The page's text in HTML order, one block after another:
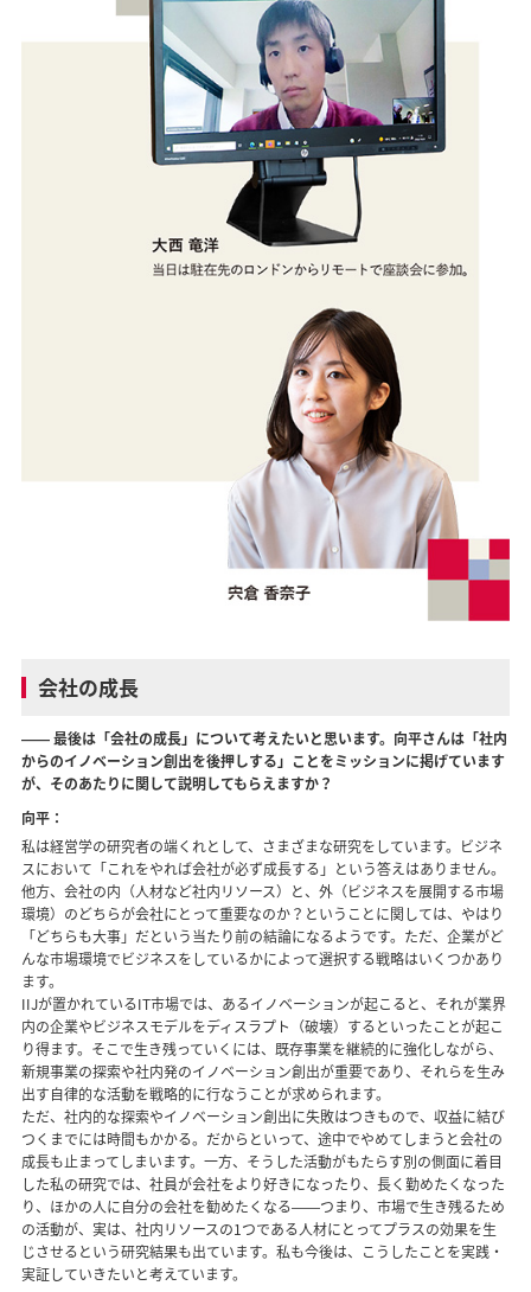
会社の成長
―― 最後は「会社の成長」について考えたいと思います。向平さんは「社内
からのイノベーション創出を後押しする」ことをミッションに掲げています
が、そのあたりに関して説明してもらえますか？
向平：
私は経営学の研究者の端くれとして、さまざまな研究をしています。ビジネ
スにおいて「これをやれば会社が必ず成長する」という答えはありません。
他方、会社の内（人材など社内リソース）と、外（ビジネスを展開する市場
環境）のどちらが会社にとって重要なのか？ということに関しては、やはり
「どちらも大事」だという当たり前の結論になるようです。ただ、企業がど
んな市場環境でビジネスをしているかによって選択する戦略はいくつかあり
ます。
IIJが置かれているIT市場では、あるイノベーションが起こると、それが業界
内の企業やビジネスモデルをディスラプト（破壊）するといったことが起こ
り得ます。そこで生き残っていくには、既存事業を継続的に強化しながら、
新規事業の探索や社内発のイノベーション創出が重要であり、それらを生み
出す自律的な活動を戦略的に行なうことが求められます。
ただ、社内的な探索やイノベーション創出に失敗はつきもので、収益に結び
つくまでには時間もかかる。だからといって、途中でやめてしまうと会社の
成長も止まってしまいます。一方、そうした活動がもたらす別の側面に着目
した私の研究では、社員が会社をより好きになったり、長く勤めたくなった
り、ほかの人に自分の会社を勧めたくなる――つまり、市場で生き残るため
の活動が、実は、社内リソースの1つである人材にとってプラスの効果を生
じさせるという研究結果も出ています。私も今後は、こうしたことを実践・
実証していきたいと考えています。